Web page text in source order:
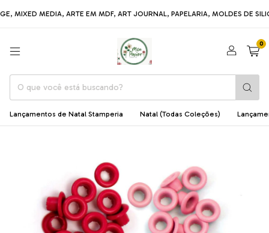
MEDIA, ARTE EM MDF, ART JOURNAL, PAPELARIA, MOLDES DE
0
Lançamentos de Natal Stamperia Natal (Todas Coleções)